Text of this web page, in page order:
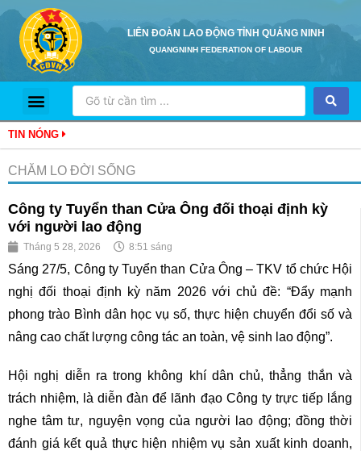
LIÊN ĐOÀN LAO ĐỘNG TỈNH QUẢNG NINH
QUANGNINH FEDERATION OF LABOUR
TIN NÓNG
CHĂM LO ĐỜI SỐNG
Công ty Tuyển than Cửa Ông đối thoại định kỳ
với người lao động
Tháng 5 28, 2026 8:51 sáng
Sáng 27/5, Công ty Tuyển than Cửa Ông – TKV tổ chức Hội
nghị đối thoại định kỳ năm 2026 với chủ đề: “Đẩy mạnh
phong trào Bình dân học vụ số, thực hiện chuyển đổi số và
nâng cao chất lượng công tác an toàn, vệ sinh lao động”.
Hội nghị diễn ra trong không khí dân chủ, thẳng thắn và
trách nhiệm, là diễn đàn để lãnh đạo Công ty trực tiếp lắng
nghe tâm tư, nguyện vọng của người lao động; đồng thời
đánh giá kết quả thực hiện nhiệm vụ sản xuất kinh doanh,